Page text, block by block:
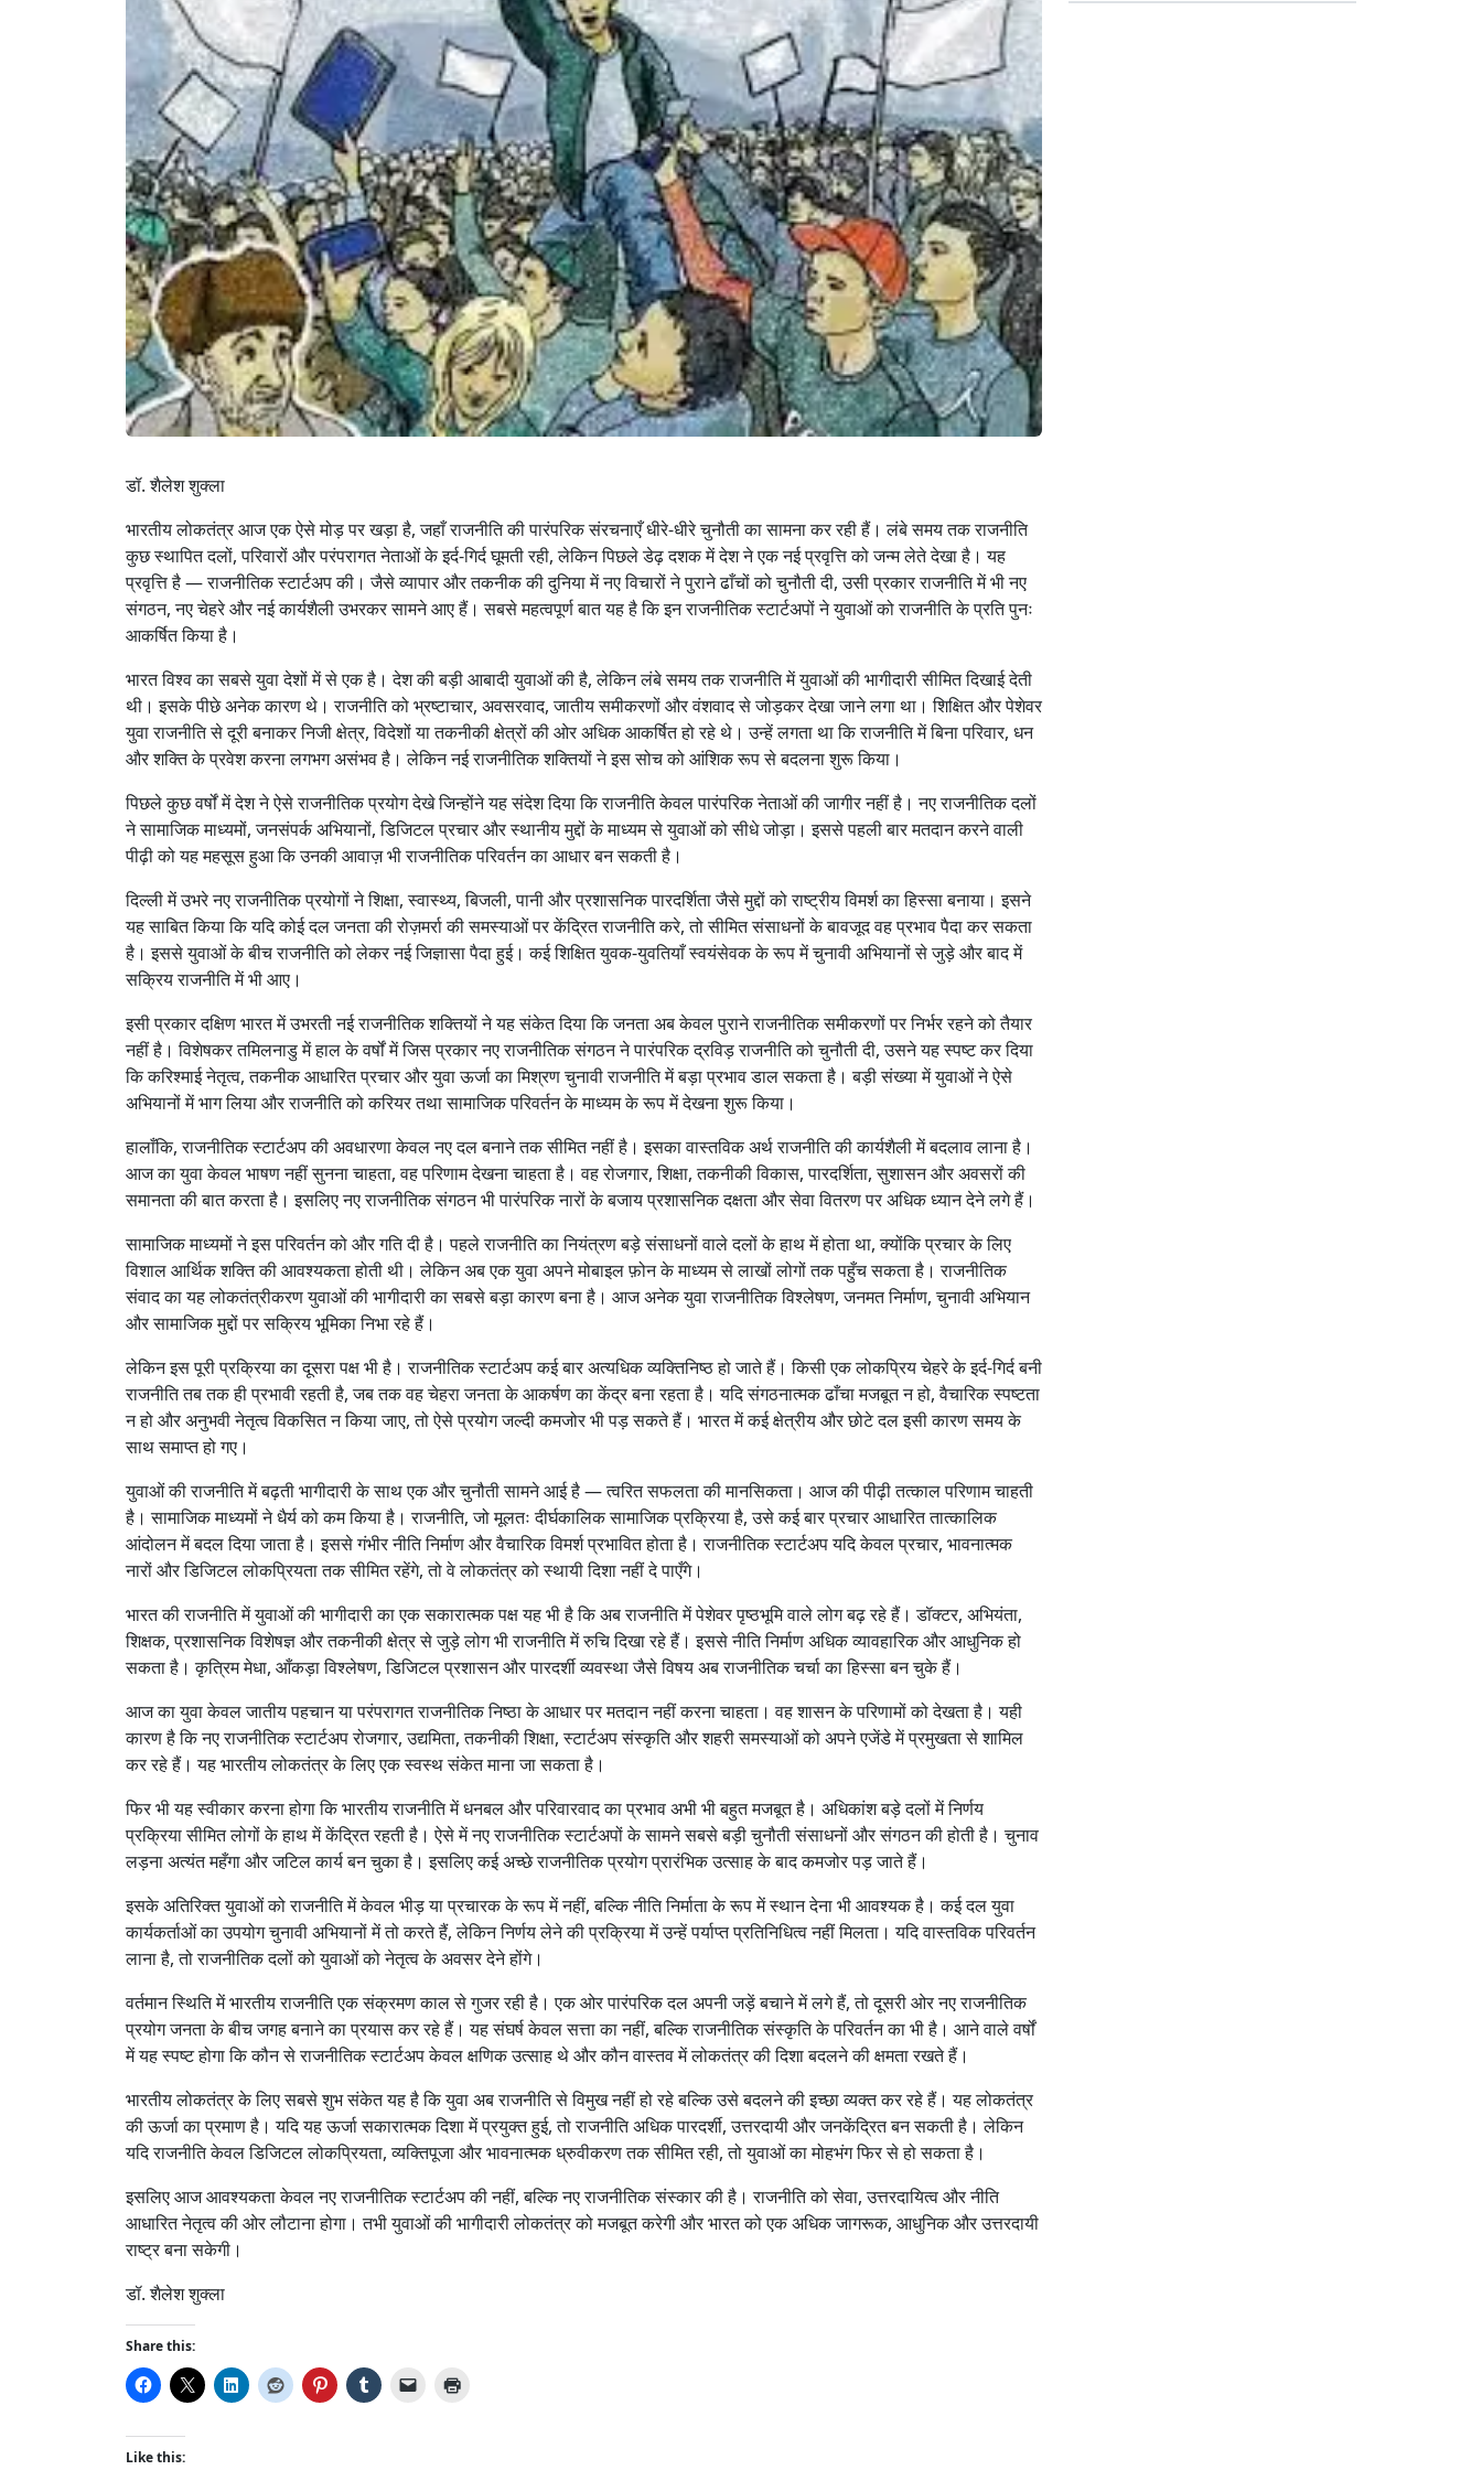
डॉ. शैलेश शुक्ला
भारतीय लोकतंत्र आज एक ऐसे मोड़ पर खड़ा है, जहाँ राजनीति की पारंपरिक संरचनाएँ धीरे-धीरे चुनौती का सामना कर रही हैं। लंबे समय तक राजनीति
कुछ स्थापित दलों, परिवारों और परंपरागत नेताओं के इर्द-गिर्द घूमती रही, लेकिन पिछले डेढ़ दशक में देश ने एक नई प्रवृत्ति को जन्म लेते देखा है। यह
प्रवृत्ति है — राजनीतिक स्टार्टअप की। जैसे व्यापार और तकनीक की दुनिया में नए विचारों ने पुराने ढाँचों को चुनौती दी, उसी प्रकार राजनीति में भी नए
संगठन, नए चेहरे और नई कार्यशैली उभरकर सामने आए हैं। सबसे महत्वपूर्ण बात यह है कि इन राजनीतिक स्टार्टअपों ने युवाओं को राजनीति के प्रति पुनः
आकर्षित किया है।
भारत विश्व का सबसे युवा देशों में से एक है। देश की बड़ी आबादी युवाओं की है, लेकिन लंबे समय तक राजनीति में युवाओं की भागीदारी सीमित दिखाई देती
थी। इसके पीछे अनेक कारण थे। राजनीति को भ्रष्टाचार, अवसरवाद, जातीय समीकरणों और वंशवाद से जोड़कर देखा जाने लगा था। शिक्षित और पेशेवर
युवा राजनीति से दूरी बनाकर निजी क्षेत्र, विदेशों या तकनीकी क्षेत्रों की ओर अधिक आकर्षित हो रहे थे। उन्हें लगता था कि राजनीति में बिना परिवार, धन
और शक्ति के प्रवेश करना लगभग असंभव है। लेकिन नई राजनीतिक शक्तियों ने इस सोच को आंशिक रूप से बदलना शुरू किया।
पिछले कुछ वर्षों में देश ने ऐसे राजनीतिक प्रयोग देखे जिन्होंने यह संदेश दिया कि राजनीति केवल पारंपरिक नेताओं की जागीर नहीं है। नए राजनीतिक दलों
ने सामाजिक माध्यमों, जनसंपर्क अभियानों, डिजिटल प्रचार और स्थानीय मुद्दों के माध्यम से युवाओं को सीधे जोड़ा। इससे पहली बार मतदान करने वाली
पीढ़ी को यह महसूस हुआ कि उनकी आवाज़ भी राजनीतिक परिवर्तन का आधार बन सकती है।
दिल्ली में उभरे नए राजनीतिक प्रयोगों ने शिक्षा, स्वास्थ्य, बिजली, पानी और प्रशासनिक पारदर्शिता जैसे मुद्दों को राष्ट्रीय विमर्श का हिस्सा बनाया। इसने
यह साबित किया कि यदि कोई दल जनता की रोज़मर्रा की समस्याओं पर केंद्रित राजनीति करे, तो सीमित संसाधनों के बावजूद वह प्रभाव पैदा कर सकता
है। इससे युवाओं के बीच राजनीति को लेकर नई जिज्ञासा पैदा हुई। कई शिक्षित युवक-युवतियाँ स्वयंसेवक के रूप में चुनावी अभियानों से जुड़े और बाद में
सक्रिय राजनीति में भी आए।
इसी प्रकार दक्षिण भारत में उभरती नई राजनीतिक शक्तियों ने यह संकेत दिया कि जनता अब केवल पुराने राजनीतिक समीकरणों पर निर्भर रहने को तैयार
नहीं है। विशेषकर तमिलनाडु में हाल के वर्षों में जिस प्रकार नए राजनीतिक संगठन ने पारंपरिक द्रविड़ राजनीति को चुनौती दी, उसने यह स्पष्ट कर दिया
कि करिश्माई नेतृत्व, तकनीक आधारित प्रचार और युवा ऊर्जा का मिश्रण चुनावी राजनीति में बड़ा प्रभाव डाल सकता है। बड़ी संख्या में युवाओं ने ऐसे
अभियानों में भाग लिया और राजनीति को करियर तथा सामाजिक परिवर्तन के माध्यम के रूप में देखना शुरू किया।
हालाँकि, राजनीतिक स्टार्टअप की अवधारणा केवल नए दल बनाने तक सीमित नहीं है। इसका वास्तविक अर्थ राजनीति की कार्यशैली में बदलाव लाना है।
आज का युवा केवल भाषण नहीं सुनना चाहता, वह परिणाम देखना चाहता है। वह रोजगार, शिक्षा, तकनीकी विकास, पारदर्शिता, सुशासन और अवसरों की
समानता की बात करता है। इसलिए नए राजनीतिक संगठन भी पारंपरिक नारों के बजाय प्रशासनिक दक्षता और सेवा वितरण पर अधिक ध्यान देने लगे हैं।
सामाजिक माध्यमों ने इस परिवर्तन को और गति दी है। पहले राजनीति का नियंत्रण बड़े संसाधनों वाले दलों के हाथ में होता था, क्योंकि प्रचार के लिए
विशाल आर्थिक शक्ति की आवश्यकता होती थी। लेकिन अब एक युवा अपने मोबाइल फ़ोन के माध्यम से लाखों लोगों तक पहुँच सकता है। राजनीतिक
संवाद का यह लोकतंत्रीकरण युवाओं की भागीदारी का सबसे बड़ा कारण बना है। आज अनेक युवा राजनीतिक विश्लेषण, जनमत निर्माण, चुनावी अभियान
और सामाजिक मुद्दों पर सक्रिय भूमिका निभा रहे हैं।
लेकिन इस पूरी प्रक्रिया का दूसरा पक्ष भी है। राजनीतिक स्टार्टअप कई बार अत्यधिक व्यक्तिनिष्ठ हो जाते हैं। किसी एक लोकप्रिय चेहरे के इर्द-गिर्द बनी
राजनीति तब तक ही प्रभावी रहती है, जब तक वह चेहरा जनता के आकर्षण का केंद्र बना रहता है। यदि संगठनात्मक ढाँचा मजबूत न हो, वैचारिक स्पष्टता
न हो और अनुभवी नेतृत्व विकसित न किया जाए, तो ऐसे प्रयोग जल्दी कमजोर भी पड़ सकते हैं। भारत में कई क्षेत्रीय और छोटे दल इसी कारण समय के
साथ समाप्त हो गए।
युवाओं की राजनीति में बढ़ती भागीदारी के साथ एक और चुनौती सामने आई है — त्वरित सफलता की मानसिकता। आज की पीढ़ी तत्काल परिणाम चाहती
है। सामाजिक माध्यमों ने धैर्य को कम किया है। राजनीति, जो मूलतः दीर्घकालिक सामाजिक प्रक्रिया है, उसे कई बार प्रचार आधारित तात्कालिक
आंदोलन में बदल दिया जाता है। इससे गंभीर नीति निर्माण और वैचारिक विमर्श प्रभावित होता है। राजनीतिक स्टार्टअप यदि केवल प्रचार, भावनात्मक
नारों और डिजिटल लोकप्रियता तक सीमित रहेंगे, तो वे लोकतंत्र को स्थायी दिशा नहीं दे पाएँगे।
भारत की राजनीति में युवाओं की भागीदारी का एक सकारात्मक पक्ष यह भी है कि अब राजनीति में पेशेवर पृष्ठभूमि वाले लोग बढ़ रहे हैं। डॉक्टर, अभियंता,
शिक्षक, प्रशासनिक विशेषज्ञ और तकनीकी क्षेत्र से जुड़े लोग भी राजनीति में रुचि दिखा रहे हैं। इससे नीति निर्माण अधिक व्यावहारिक और आधुनिक हो
सकता है। कृत्रिम मेधा, आँकड़ा विश्लेषण, डिजिटल प्रशासन और पारदर्शी व्यवस्था जैसे विषय अब राजनीतिक चर्चा का हिस्सा बन चुके हैं।
आज का युवा केवल जातीय पहचान या परंपरागत राजनीतिक निष्ठा के आधार पर मतदान नहीं करना चाहता। वह शासन के परिणामों को देखता है। यही
कारण है कि नए राजनीतिक स्टार्टअप रोजगार, उद्यमिता, तकनीकी शिक्षा, स्टार्टअप संस्कृति और शहरी समस्याओं को अपने एजेंडे में प्रमुखता से शामिल
कर रहे हैं। यह भारतीय लोकतंत्र के लिए एक स्वस्थ संकेत माना जा सकता है।
फिर भी यह स्वीकार करना होगा कि भारतीय राजनीति में धनबल और परिवारवाद का प्रभाव अभी भी बहुत मजबूत है। अधिकांश बड़े दलों में निर्णय
प्रक्रिया सीमित लोगों के हाथ में केंद्रित रहती है। ऐसे में नए राजनीतिक स्टार्टअपों के सामने सबसे बड़ी चुनौती संसाधनों और संगठन की होती है। चुनाव
लड़ना अत्यंत महँगा और जटिल कार्य बन चुका है। इसलिए कई अच्छे राजनीतिक प्रयोग प्रारंभिक उत्साह के बाद कमजोर पड़ जाते हैं।
इसके अतिरिक्त युवाओं को राजनीति में केवल भीड़ या प्रचारक के रूप में नहीं, बल्कि नीति निर्माता के रूप में स्थान देना भी आवश्यक है। कई दल युवा
कार्यकर्ताओं का उपयोग चुनावी अभियानों में तो करते हैं, लेकिन निर्णय लेने की प्रक्रिया में उन्हें पर्याप्त प्रतिनिधित्व नहीं मिलता। यदि वास्तविक परिवर्तन
लाना है, तो राजनीतिक दलों को युवाओं को नेतृत्व के अवसर देने होंगे।
वर्तमान स्थिति में भारतीय राजनीति एक संक्रमण काल से गुजर रही है। एक ओर पारंपरिक दल अपनी जड़ें बचाने में लगे हैं, तो दूसरी ओर नए राजनीतिक
प्रयोग जनता के बीच जगह बनाने का प्रयास कर रहे हैं। यह संघर्ष केवल सत्ता का नहीं, बल्कि राजनीतिक संस्कृति के परिवर्तन का भी है। आने वाले वर्षों
में यह स्पष्ट होगा कि कौन से राजनीतिक स्टार्टअप केवल क्षणिक उत्साह थे और कौन वास्तव में लोकतंत्र की दिशा बदलने की क्षमता रखते हैं।
भारतीय लोकतंत्र के लिए सबसे शुभ संकेत यह है कि युवा अब राजनीति से विमुख नहीं हो रहे बल्कि उसे बदलने की इच्छा व्यक्त कर रहे हैं। यह लोकतंत्र
की ऊर्जा का प्रमाण है। यदि यह ऊर्जा सकारात्मक दिशा में प्रयुक्त हुई, तो राजनीति अधिक पारदर्शी, उत्तरदायी और जनकेंद्रित बन सकती है। लेकिन
यदि राजनीति केवल डिजिटल लोकप्रियता, व्यक्तिपूजा और भावनात्मक ध्रुवीकरण तक सीमित रही, तो युवाओं का मोहभंग फिर से हो सकता है।
इसलिए आज आवश्यकता केवल नए राजनीतिक स्टार्टअप की नहीं, बल्कि नए राजनीतिक संस्कार की है। राजनीति को सेवा, उत्तरदायित्व और नीति
आधारित नेतृत्व की ओर लौटाना होगा। तभी युवाओं की भागीदारी लोकतंत्र को मजबूत करेगी और भारत को एक अधिक जागरूक, आधुनिक और उत्तरदायी
राष्ट्र बना सकेगी।
डॉ. शैलेश शुक्ला
Share this:
Like this: